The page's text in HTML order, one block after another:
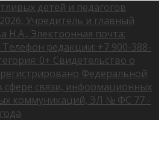
детей и педагогов
Учредитель и главный
Н.А., Электронная почта:
редакции: +7 900-388-
0+ Свидетельство о
Федеральной
сфере связи, информационных
коммуникаций, ЭЛ № ФС 77 -